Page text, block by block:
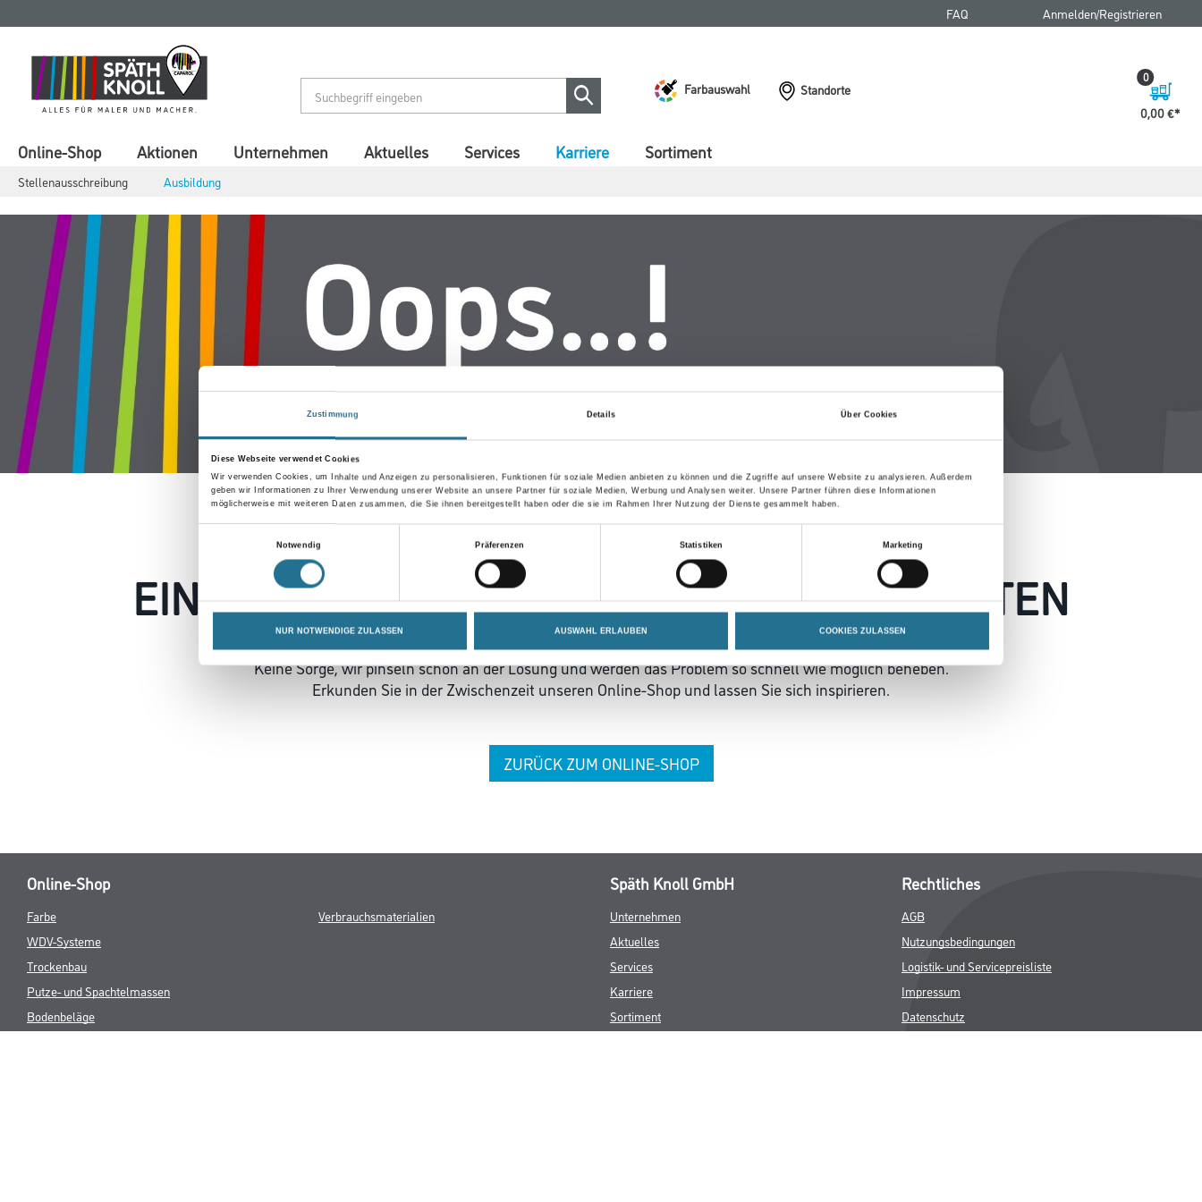
Zustimmung Details Über Cookies
Diese Webseite verwendet Cookies
Wir verwenden Cookies, um Inhalte und Anzeigen zu personalisieren, Funktionen für soziale Medien anbieten zu können und die Zugriffe auf unsere Website zu analysieren. Außerdem
geben wir Informationen zu Ihrer Verwendung unserer Website an unsere Partner für soziale Medien, Werbung und Analysen weiter. Unsere Partner führen diese Informationen
möglicherweise mit weiteren Daten zusammen, die Sie ihnen bereitgestellt haben oder die sie im Rahmen Ihrer Nutzung der Dienste gesammelt haben.
Notwendig
Präferenzen Statistiken Marketing
NUR NOTWENDIGE ZULASSEN AUSWAHL ERLAUBEN COOKIES ZULASSEN
springen
springen
FAQ Anmelden/Registrieren
Farbauswahl
Standorte
0,00 €
0
Online-Shop Aktionen Unternehmen Aktuelles Services Karriere
Stellenausschreibung Ausbildung
Sortiment
EIN KLEINER ZWISCHENFALL IST AUFGETRETEN
Keine Sorge, wir pinseln schon an der Lösung und werden das Problem so schnell wie möglich beheben.
Erkunden Sie in der Zwischenzeit unseren Online-Shop und lassen Sie sich inspirieren.
ZURÜCK ZUM ONLINE-SHOP
Online-Shop
Farbe
WDV-Systeme
Trockenbau
Putze- und Spachtelmassen
Bodenbeläge
Verbrauchsmaterialien
Späth Knoll GmbH
Unternehmen
Aktuelles
Services
Karriere
Sortiment
Rechtliches
AGB
Nutzungsbedingungen
Logistik- und Servicepreisliste
Impressum
Datenschutz